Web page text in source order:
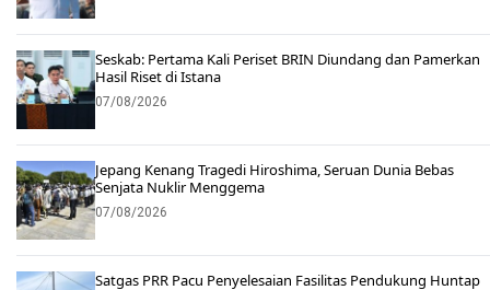
Seskab: Pertama Kali Periset BRIN Diundang dan Pamerkan
Hasil Riset di Istana
07/08/2026
Jepang Kenang Tragedi Hiroshima, Seruan Dunia Bebas
Senjata Nuklir Menggema
07/08/2026
Satgas PRR Pacu Penyelesaian Fasilitas Pendukung Huntap